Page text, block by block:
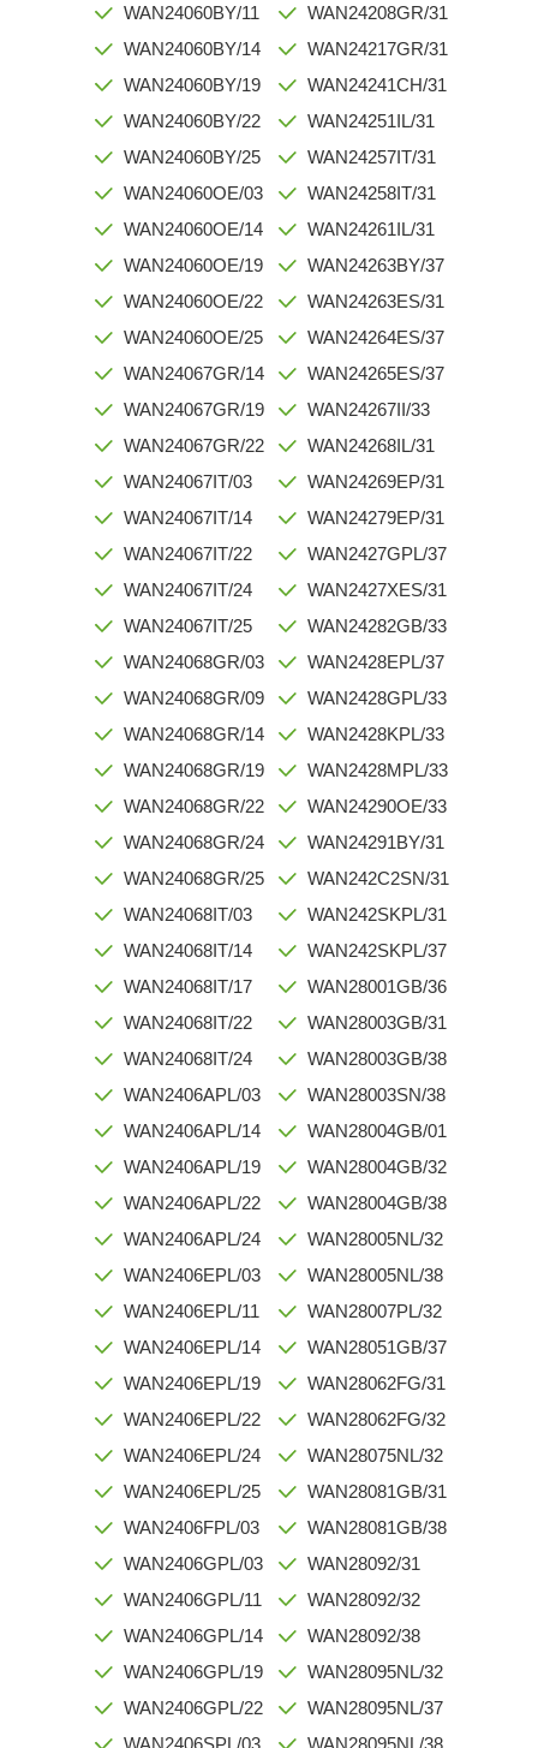
WAN24060BY/11
WAN24060BY/14
WAN24060BY/19
WAN24060BY/22
WAN24060BY/25
WAN24060OE/03
WAN24060OE/14
WAN24060OE/19
WAN24060OE/22
WAN24060OE/25
WAN24067GR/14
WAN24067GR/19
WAN24067GR/22
WAN24067IT/03
WAN24067IT/14
WAN24067IT/22
WAN24067IT/24
WAN24067IT/25
WAN24068GR/03
WAN24068GR/09
WAN24068GR/14
WAN24068GR/19
WAN24068GR/22
WAN24068GR/24
WAN24068GR/25
WAN24068IT/03
WAN24068IT/14
WAN24068IT/17
WAN24068IT/22
WAN24068IT/24
WAN2406APL/03
WAN2406APL/14
WAN2406APL/19
WAN2406APL/22
WAN2406APL/24
WAN2406EPL/03
WAN2406EPL/11
WAN2406EPL/14
WAN2406EPL/19
WAN2406EPL/22
WAN2406EPL/24
WAN2406EPL/25
WAN2406FPL/03
WAN2406GPL/03
WAN2406GPL/11
WAN2406GPL/14
WAN2406GPL/19
WAN2406GPL/22
WAN24208GR/31
WAN24217GR/31
WAN24241CH/31
WAN24251IL/31
WAN24257IT/31
WAN24258IT/31
WAN24261IL/31
WAN24263BY/37
WAN24263ES/31
WAN24264ES/37
WAN24265ES/37
WAN24267II/33
WAN24268IL/31
WAN24269EP/31
WAN24279EP/31
WAN2427GPL/37
WAN2427XES/31
WAN24282GB/33
WAN2428EPL/37
WAN2428GPL/33
WAN2428KPL/33
WAN2428MPL/33
WAN24290OE/33
WAN24291BY/31
WAN242C2SN/31
WAN242SKPL/31
WAN242SKPL/37
WAN28001GB/36
WAN28003GB/31
WAN28003GB/38
WAN28003SN/38
WAN28004GB/01
WAN28004GB/32
WAN28004GB/38
WAN28005NL/32
WAN28005NL/38
WAN28007PL/32
WAN28051GB/37
WAN28062FG/31
WAN28062FG/32
WAN28075NL/32
WAN28081GB/31
WAN28081GB/38
WAN28092/31
WAN28092/32
WAN28092/38
WAN28095NL/32
WAN28095NL/37